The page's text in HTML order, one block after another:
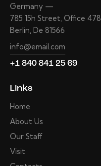
Germany —
785 15h Street, Office 478
Berlin, De 81566
info@email.com
+1 840 841 25 69
Links
Home
About Us
Our Staff
Visit